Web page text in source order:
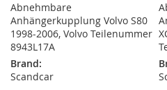
Abnehmbare
Anhängerkupplung Volvo S80
1998-2006, Volvo Teilenummer
8943L17A
Brand:
Scandcar